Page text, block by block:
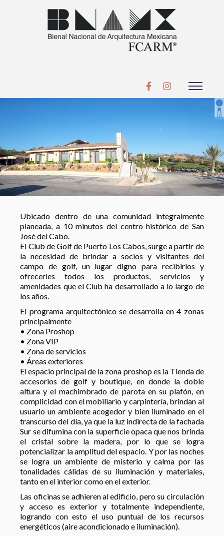
Ubicado dentro de una comunidad integralmente
planeada, a 10 minutos del centro histórico de San
José del Cabo.
El Club de Golf de Puerto Los Cabos, surge a partir de
la necesidad de brindar a socios y visitantes del
campo de golf, un lugar digno para recibirlos y
ofrecerles todos los productos, servicios y
amenidades que el Club ha desarrollado a lo largo de
los años.
El programa arquitectónico se desarrolla en 4 zonas
principalmente
• Zona Proshop
• Zona VIP
• Zona de servicios
• Áreas exteriores
El espacio principal de la zona proshop es la Tienda de
accesorios de golf y boutique, en donde la doble
altura y el machimbrado de parota en su plafón, en
complicidad con el mobiliario y carpintería, brindan al
usuario un ambiente acogedor y bien iluminado en el
transcurso del día, ya que la luz indirecta de la fachada
Sur se difumina con la superficie opaca que nos brinda
el cristal sobre la madera, por lo que se logra
potencializar la amplitud del espacio. Y por las noches
se logra un ambiente de misterio y calma por las
tonalidades cálidas de su iluminación y materiales,
tanto en el interior como en el exterior.
Las oficinas se adhieren al edificio, pero su circulación
y acceso es exterior y totalmente independiente,
logrando con esto el uso puntual de los recursos
energéticos (aire acondicionado e iluminación).